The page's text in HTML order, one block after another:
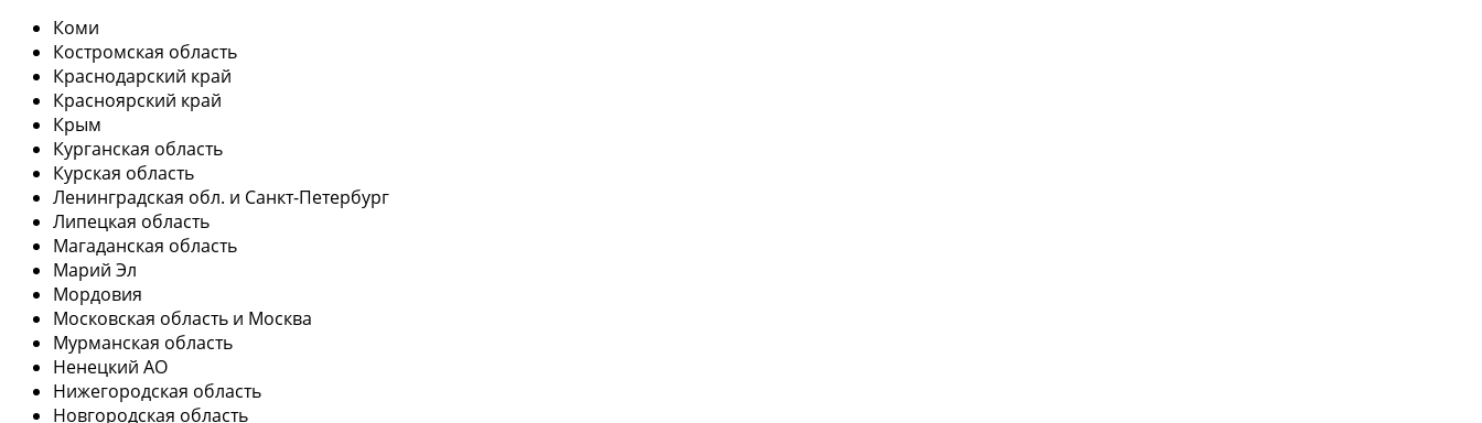
Коми
Костромская область
Краснодарский край
Красноярский край
Крым
Курганская область
Курская область
Ленинградская обл. и Санкт-Петербург
Липецкая область
Магаданская область
Марий Эл
Мордовия
Московская область и Москва
Мурманская область
Ненецкий АО
Нижегородская область
Новгородская область